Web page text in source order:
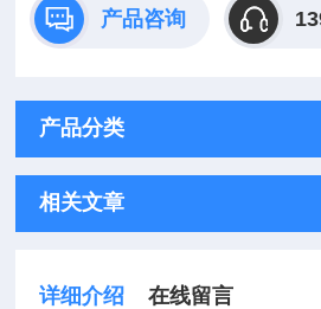
产品咨询
产品分类
相关文章
详细介绍 在线留言